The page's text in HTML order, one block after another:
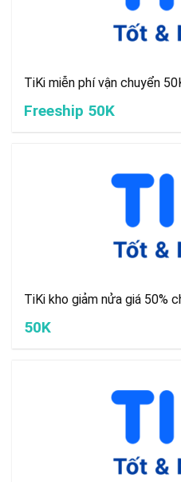
TiKi miễn phí vận chuyển
Freeship 50K
TiKi kho giảm nửa giá 50%
50K